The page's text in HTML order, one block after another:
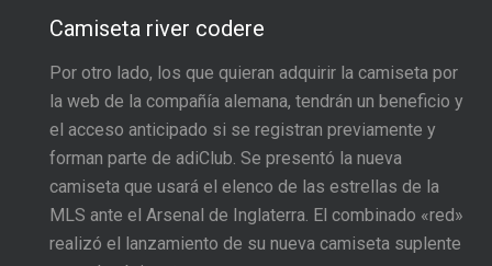
Camiseta river codere
Por otro lado, los que quieran adquirir la camiseta por
la web de la compañía alemana, tendrán un beneficio y
el acceso anticipado si se registran previamente y
forman parte de adiClub. Se presentó la nueva
camiseta que usará el elenco de las estrellas de la
MLS ante el Arsenal de Inglaterra. El combinado «red»
realizó el lanzamiento de su nueva camiseta suplente